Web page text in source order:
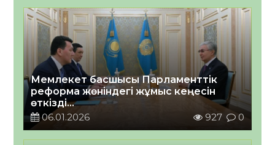
Мемлекет басшысы Парламенттік
реформа жөніндегі жұмыс кеңесін
өткізді
2026 жылғы 06 қаңтар
06.01.2026 927 0